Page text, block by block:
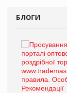
БЛОГИ